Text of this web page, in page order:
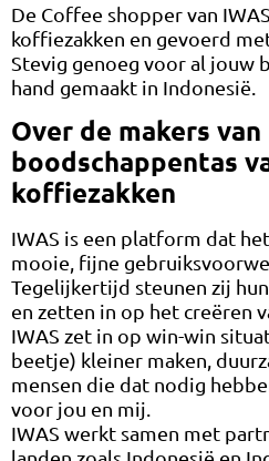
De Coffee shopper van
koffiezakken en gevoerd
Stevig genoeg voor al jouw
hand gemaakt in Indonesië.
Over de makers
boodschappentas
koffiezakken
IWAS is een platform dat
mooie, fijne
Tegelijkertijd steunen zij
en zetten in op het creëren
IWAS zet in op win-win
beetje) kleiner maken,
mensen die dat nodig
voor jou en mij.
IWAS werkt samen met